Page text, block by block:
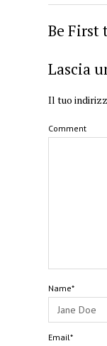
Be First
Lascia
Il tuo
Comment
Name*
Email*